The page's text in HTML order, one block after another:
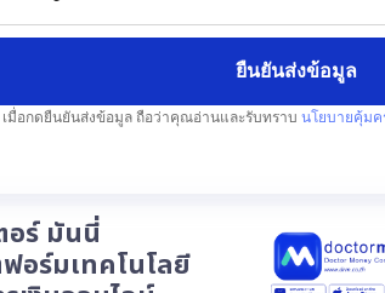
ยืนยันส่งข้อมูล
เมื่อกดยืนยันส่งข้อมูล ถือว่าคุณอ่านและรับทราบ นโยบายคุ้ม
อร์ มันนี่
อร์มเทคโนโลยี